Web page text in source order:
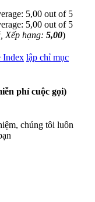
Xếp hạng: 5,00)
Index lập chỉ mục
phí cuộc gọi)
chúng tôi luôn